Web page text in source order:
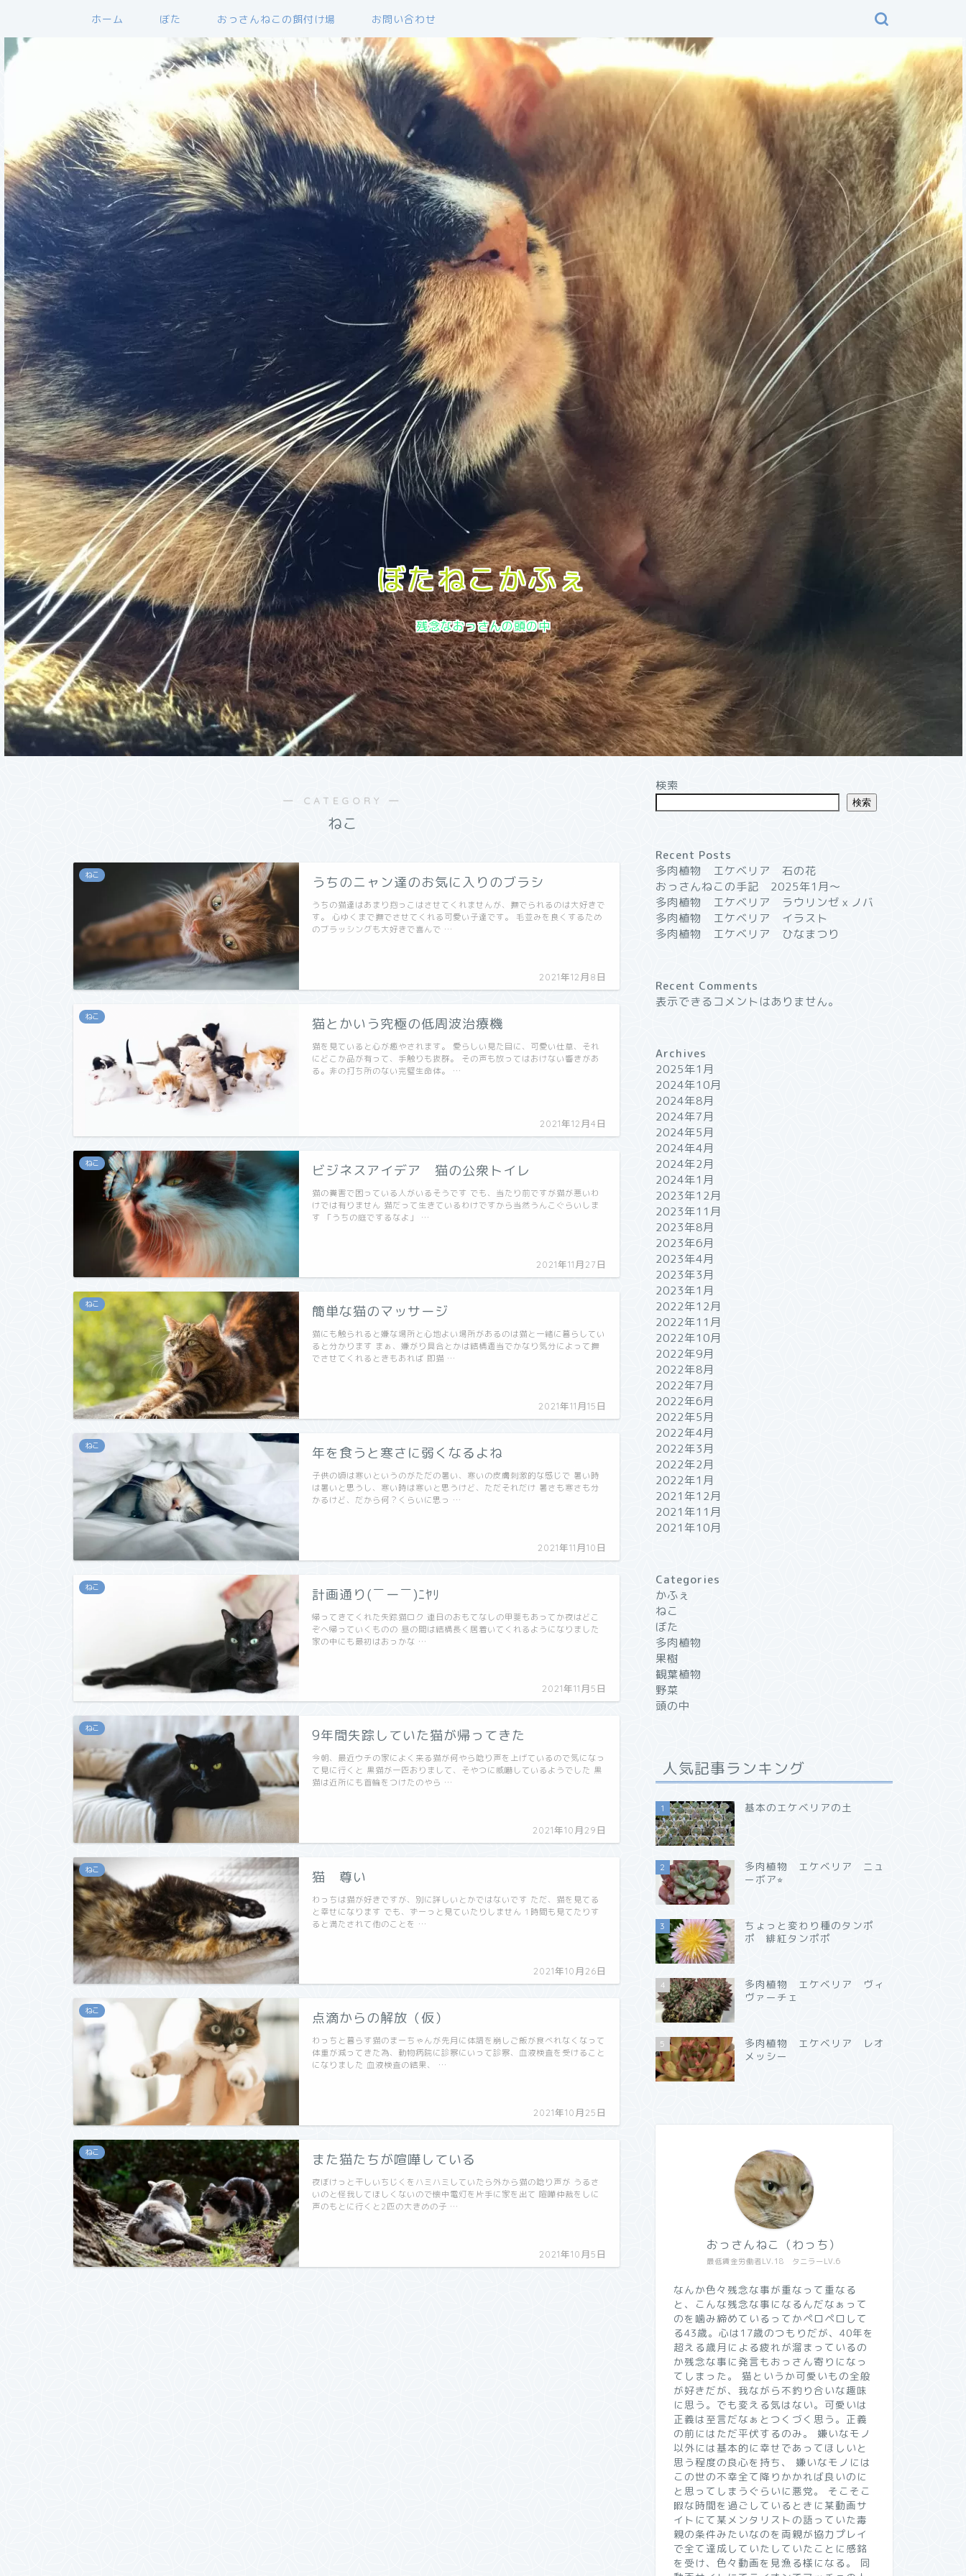
ホーム ぼた おっさんねこの餌付け場 お問い合わせ
ぼたねこかふぇ
残念なおっさんの頭の中
― CATEGORY ―
ねこ
ねこ うちのニャン達のお気に入りのブラシ
2021年12月8日
うちの猫達はあまり抱っこはさせてくれませんが、撫でられるのは大好きで
す。 心ゆくまで撫でさせてくれる可愛い子達です。 毛並みを良くするため
のブラッシングも大好きで喜んで …
ねこ 猫とかいう究極の低周波治療機
2021年12月4日
猫を見ていると心が癒やされます。 愛らしい見た目に、可愛い仕草、それ
にどこか品が有って、手触りも抜群。 その声も放ってはおけない響きがあ
る。非の打ち所のない完璧生命体。 …
ねこ ビジネスアイデア 猫の公衆トイレ
2021年11月27日
猫の糞害で困っている人がいるそうです でも、当たり前ですが猫が悪いわ
けでは有りません 猫だって生きているわけですから当然うんこぐらいしま
す 「うちの庭でするなよ」 …
ねこ 簡単な猫のマッサージ
2021年11月15日
猫にも触られると嫌な場所と心地よい場所があるのは猫と一緒に暮らしてい
ると分かります まぁ、嫌がり具合とかは結構適当でかなり気分によって撫
でさせてくれるときもあれば 即猫 …
ねこ 年を食うと寒さに弱くなるよね
2021年11月10日
子供の頃は寒いというのがただの暑い、寒いの皮膚刺激的な感じで 暑い時
は暑いと思うし、寒い時は寒いと思うけど、ただそれだけ 暑さも寒さも分
かるけど、だから何？くらいに思っ …
ねこ 計画通り(￣ー￣)ﾆﾔﾘ
2021年11月5日
帰ってきてくれた失踪猫ロク 連日のおもてなしの甲斐もあってか夜はどこ
ぞへ帰っていくものの 昼の間は結構長く居着いてくれるようになりました
家の中にも最初はおっかな …
ねこ 9年間失踪していた猫が帰ってきた
2021年10月29日
今朝、最近ウチの家によく来る猫が何やら唸り声を上げているので気になっ
て見に行くと 黒猫が一匹おりまして、そやつに威嚇しているようでした 黒
猫は近所にも首輪をつけたのやら …
ねこ 猫 尊い
2021年10月26日
わっちは猫が好きですが、別に詳しいとかではないです ただ、猫を見てる
と幸せになります でも、ずーっと見ていたりしません 1時間も見てたりす
ると満たされて他のことを …
ねこ 点滴からの解放（仮）
2021年10月25日
わっちと暮らす猫のまーちゃんが先月に体調を崩しご飯が食べれなくなって
体重が減ってきた為、動物病院に診察にいって診察、血液検査を受けること
になりました 血液検査の結果、 …
ねこ また猫たちが喧嘩している
2021年10月5日
夜ぼけっと干しいちじくをハミハミしていたら外から猫の唸り声が うるさ
いのと怪我してほしくないので懐中電灯を片手に家を出て 喧嘩仲裁をしに
声のもとに行くと2匹の大きめの子 …
検索
検索
Recent Posts
多肉植物 エケベリア 石の花
おっさんねこの手記 2025年1月〜
多肉植物 エケベリア ラウリンゼｘノバ
多肉植物 エケベリア イラスト
多肉植物 エケベリア ひなまつり
Recent Comments
表示できるコメントはありません。
Archives
2025年1月
2024年10月
2024年8月
2024年7月
2024年5月
2024年4月
2024年2月
2024年1月
2023年12月
2023年11月
2023年8月
2023年6月
2023年4月
2023年3月
2023年1月
2022年12月
2022年11月
2022年10月
2022年9月
2022年8月
2022年7月
2022年6月
2022年5月
2022年4月
2022年3月
2022年2月
2022年1月
2021年12月
2021年11月
2021年10月
Categories
かふぇ
ねこ
ぼた
多肉植物
果樹
観葉植物
野菜
頭の中
人気記事ランキング
1 基本のエケベリアの土
2
多肉植物 エケベリア ニュ
ーボア⭐︎
3
ちょっと変わり種のタンポ
ポ 緋紅タンポポ
4
多肉植物 エケベリア ヴィ
ヴァーチェ
5
多肉植物 エケベリア レオ
メッシー
最低賃金労働者LV.18 タニラーLV.6
おっさんねこ（わっち）
なんか色々残念な事が重なって重なる
と、こんな残念な事になるんだなぁって
のを噛み締めているってかペロペロして
る43歳。心は17歳のつもりだが、40年を
超える歳月による疲れが溜まっているの
か残念な事に発言もおっさん寄りになっ
てしまった。 猫というか可愛いもの全般
が好きだが、我ながら不釣り合いな趣味
に思う。でも変える気はない。可愛いは
正義は至言だなぁとつくづく思う。正義
の前にはただ平伏するのみ。 嫌いなモノ
以外には基本的に幸せであってほしいと
思う程度の良心を持ち、 嫌いなモノには
この世の不幸全て降りかかれば良いのに
と思ってしまうぐらいに悪党。 そこそこ
暇な時間を過ごしているときに某動画サ
イトにて某メンタリストの語っていた毒
親の条件みたいなのを両親が協力プレイ
で全て達成していたしていたことに感銘
を受け、色々動画を見漁る様になる。 同